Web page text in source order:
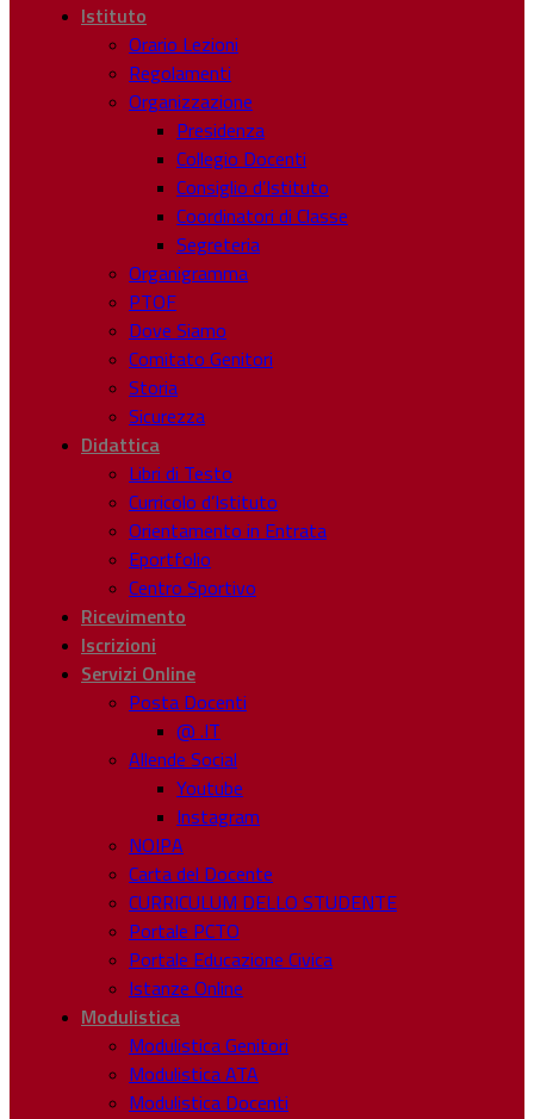
Istituto
Orario Lezioni
Regolamenti
Organizzazione
Presidenza
Collegio Docenti
Consiglio d’Istituto
Coordinatori di Classe
Segreteria
Organigramma
PTOF
Dove Siamo
Comitato Genitori
Storia
Sicurezza
Didattica
Libri di Testo
Curricolo d’Istituto
Orientamento in Entrata
Eportfolio
Centro Sportivo
Ricevimento
Iscrizioni
Servizi Online
Posta Docenti
@ .IT
Allende Social
Youtube
Instagram
NOIPA
Carta del Docente
CURRICULUM DELLO STUDENTE
Portale PCTO
Portale Educazione Civica
Istanze Online
Modulistica
Modulistica Genitori
Modulistica ATA
Modulistica Docenti